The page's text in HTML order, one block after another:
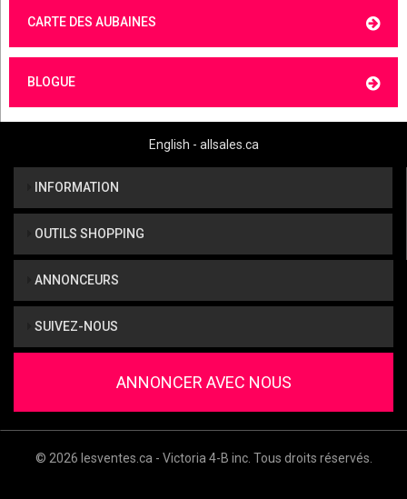
CARTE DES AUBAINES
BLOGUE
English - allsales.ca
INFORMATION
OUTILS SHOPPING
ANNONCEURS
SUIVEZ-NOUS
ANNONCER AVEC NOUS
© 2026 lesventes.ca - Victoria 4-B inc. Tous droits réservés.